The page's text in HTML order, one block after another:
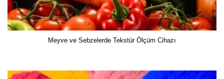
Meyve ve Sebzelerde Tekstür Ölçüm Cihazı